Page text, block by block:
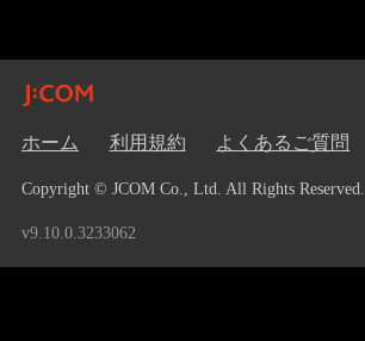
ホーム 利用規約 よくあるご質問
Copyright © JCOM Co., Ltd. All Rights Reserved.
v9.10.0.3233062